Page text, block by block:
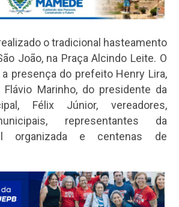
o tradicional hasteamento
João, na Praça Alcindo Leite. O
presença do prefeito Henry Lira,
Marinho, do presidente da
Félix Júnior, vereadores,
representantes da
organizada e centenas de